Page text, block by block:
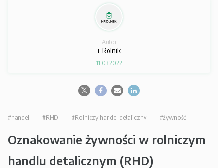
Autor
i-Rolnik
11.03.2022
#handel #RHD #Rolniczy handel detaliczny #żywność
Oznakowanie żywności w rolniczym
handlu detalicznym (RHD)